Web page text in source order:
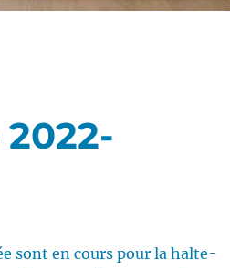
sont en cours pour la halte-